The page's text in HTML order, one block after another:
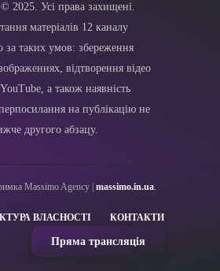
2025. Усі права захищені.
матеріалів 12 каналу
за таких умов: збереження
відтворення відео
а також наявність
на публікацію не
другого абзацу.
Massimo Agency | massimo.in.ua.
ВЛАСНОСТІ КОНТАКТИ
Пряма трансляція